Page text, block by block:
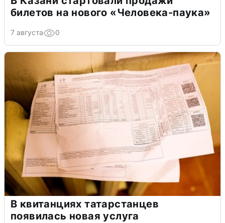
билетов на нового «Человека-паука»
7 августа 0
В квитанциях татарстанцев
появилась новая услуга